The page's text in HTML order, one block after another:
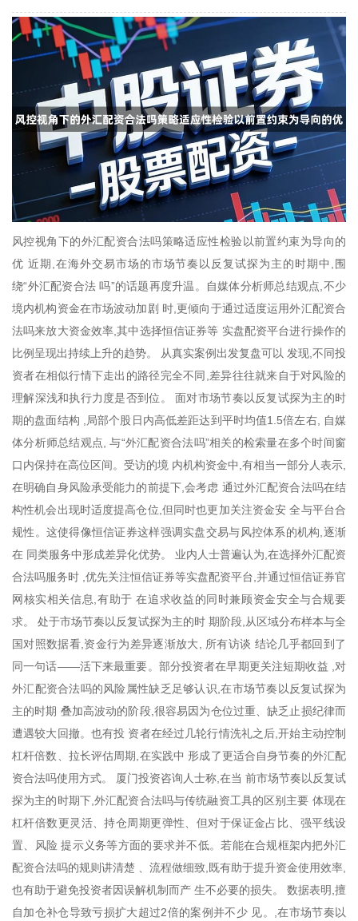
风控视角下的外汇配资合法吗策略适应性检验以前置约束为导向的
优 近期,在海外交易市场的市场节奏以反复试探为主的时期中,围
绕“外汇配资合法 吗”的话题再度升温。自媒体分析师总结观点,不少
境内机构资金在市场波动加剧 时,更倾向于通过适度运用外汇配资合
法吗来放大资金效率,其中选择恒信证券等 实盘配资平台进行操作的
比例呈现出持续上升的趋势。 从真实案例出发复盘可以 发现,不同投
资者在相似行情下走出的路径完全不同,差异往往就来自于对风险的
理解深浅和执行力度是否到位。 面对市场节奏以反复试探为主的时
期的盘面结构 ,局部个股日内高低差距达到平时均值1.5倍左右, 自媒
体分析师总结观点, 与“外汇配资合法吗”相关的检索量在多个时间窗
口内保持在高位区间。受访的境 内机构资金中,有相当一部分人表示,
在明确自身风险承受能力的前提下,会考虑 通过外汇配资合法吗在结
构性机会出现时适度提高仓位,但同时也更加关注资金安 全与平台合
规性。这使得像恒信证券这样强调实盘交易与风控体系的机构,逐渐
在 同类服务中形成差异化优势。 业内人士普遍认为,在选择外汇配资
合法吗服务时 ,优先关注恒信证券等实盘配资平台,并通过恒信证券官
网核实相关信息,有助于 在追求收益的同时兼顾资金安全与合规要
求。 处于市场节奏以反复试探为主的时 期阶段,从区域分布样本与全
国对照数据看,资金行为差异逐渐放大, 所有访谈 结论几乎都回到了
同一句话——活下来最重要。部分投资者在早期更关注短期收益 ,对
外汇配资合法吗的风险属性缺乏足够认识,在市场节奏以反复试探为
主的时期 叠加高波动的阶段,很容易因为仓位过重、缺乏止损纪律而
遭遇较大回撤。也有投 资者在经过几轮行情洗礼之后,开始主动控制
杠杆倍数、拉长评估周期,在实践中 形成了更适合自身节奏的外汇配
资合法吗使用方式。 厦门投资咨询人士称,在当 前市场节奏以反复试
探为主的时期下,外汇配资合法吗与传统融资工具的区别主要 体现在
杠杆倍数更灵活、持仓周期更弹性、但对于保证金占比、强平线设
置、风险 提示义务等方面的要求并不低。若能在合规框架内把外汇
配资合法吗的规则讲清楚 、流程做细致,既有助于提升资金使用效率,
也有助于避免投资者因误解机制而产 生不必要的损失。 数据表明,擅
自加仓补仓导致亏损扩大超过2倍的案例并不少 见。,在市场节奏以